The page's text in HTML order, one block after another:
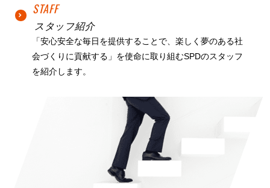
STAFF
スタッフ紹介
「安心安全な毎日を提供することで、楽しく夢のある社
会づくりに貢献する」を使命に取り組むSPDのスタッフ
を紹介します。